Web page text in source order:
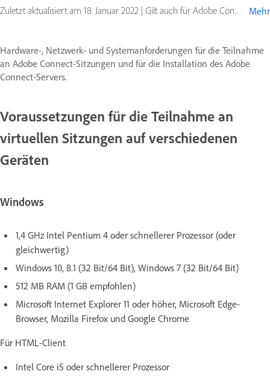
Zuletzt aktualisiert am 18. Januar 2022 | Gilt auch für Adobe Connect 10 Mehr
Hardware-, Netzwerk- und Systemanforderungen für die Teilnahme
an Adobe Connect-Sitzungen und für die Installation des Adobe
Connect-Servers.
Voraussetzungen für die Teilnahme an
virtuellen Sitzungen auf verschiedenen
Geräten
Windows
1,4 GHz Intel Pentium 4 oder schnellerer Prozessor (oder
gleichwertig)
Windows 10, 8.1 (32 Bit/64 Bit), Windows 7 (32 Bit/64 Bit)
512 MB RAM (1 GB empfohlen)
Microsoft Internet Explorer 11 oder höher, Microsoft Edge-
Browser, Mozilla Firefox und Google Chrome
Für HTML-Client
Intel Core i5 oder schnellerer Prozessor